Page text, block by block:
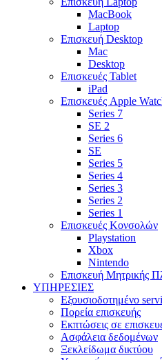
MacBook
Laptop
Επισκευή Desktop
Mac
Desktop
Επισκευές Tablet
iPad
Επισκευές Apple
Series 7
SE 2
Series 6
SE
Series 5
Series 4
Series 3
Series 2
Series 1
Επισκευές Κονσολών
Playstation
Xbox
Nintendo
Επισκευή Μητρικής
YΠΗΡΕΣΙΕΣ
Εξουσιοδοτημένο
Πορεία επισκευής
Εκπτώσεις σε
Ασφάλεια δεδομένων
Ξεκλείδωμα δικτύου